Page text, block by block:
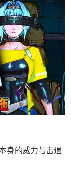
身的威力与击退